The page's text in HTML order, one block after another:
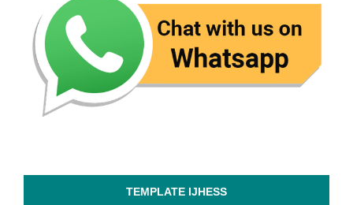
TEMPLATE IJHESS